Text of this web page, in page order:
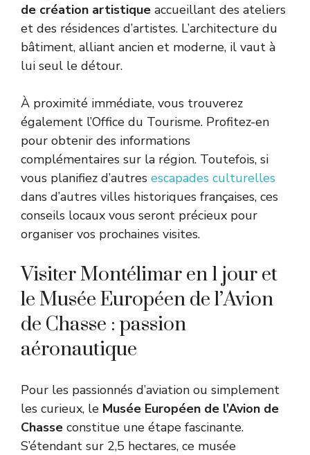
de création artistique accueillant des ateliers
et des résidences d’artistes. L’architecture du
bâtiment, alliant ancien et moderne, il vaut à
lui seul le détour.
À proximité immédiate, vous trouverez
également l’Office du Tourisme. Profitez-en
pour obtenir des informations
complémentaires sur la région. Toutefois, si
vous planifiez d’autres escapades culturelles
dans d’autres villes historiques françaises, ces
conseils locaux vous seront précieux pour
organiser vos prochaines visites.
Visiter Montélimar en 1 jour et
le Musée Européen de l’Avion
de Chasse : passion
aéronautique
Pour les passionnés d’aviation ou simplement
les curieux, le Musée Européen de l’Avion de
Chasse constitue une étape fascinante.
S’étendant sur 2,5 hectares, ce musée